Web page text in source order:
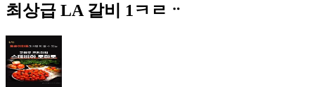
최상급 LA 갈비 1ㅋㄹᆢ